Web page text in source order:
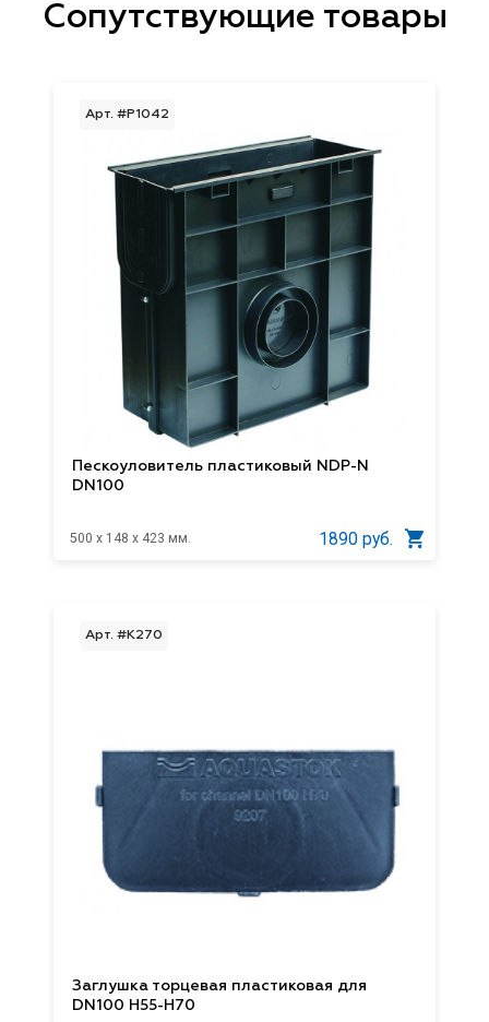
Сопутствующие товары
Арт. #P1042
Пескоуловитель пластиковый NDP-N
DN100
500 x 148 x 423 мм. 1890 руб.
Арт. #K270
Заглушка торцевая пластиковая для
DN100 H55-H70